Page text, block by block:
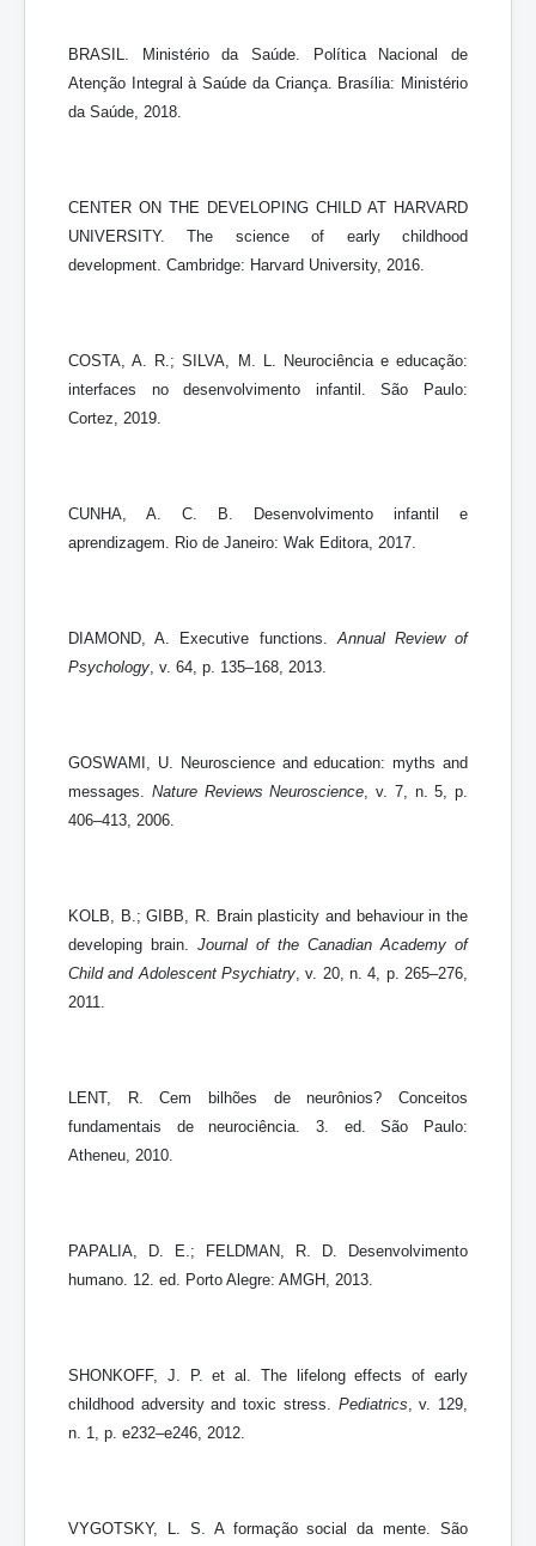
BRASIL. Ministério da Saúde. Política Nacional de
Atenção Integral à Saúde da Criança. Brasília: Ministério
da Saúde, 2018.
CENTER ON THE DEVELOPING CHILD AT HARVARD
UNIVERSITY. The science of early childhood
development. Cambridge: Harvard University, 2016.
COSTA, A. R.; SILVA, M. L. Neurociência e educação:
interfaces no desenvolvimento infantil. São Paulo:
Cortez, 2019.
CUNHA, A. C. B. Desenvolvimento infantil e
aprendizagem. Rio de Janeiro: Wak Editora, 2017.
DIAMOND, A. Executive functions. Annual Review of
Psychology , v. 64, p. 135–168, 2013.
GOSWAMI, U. Neuroscience and education: myths and
messages. Nature Reviews Neuroscience , v. 7, n. 5, p.
406–413, 2006.
KOLB, B.; GIBB, R. Brain plasticity and behaviour in the
developing brain. Journal of the Canadian Academy of
Child and Adolescent Psychiatry , v. 20, n. 4, p. 265–276,
2011.
LENT, R. Cem bilhões de neurônios? Conceitos
fundamentais de neurociência. 3. ed. São Paulo:
Atheneu, 2010.
PAPALIA, D. E.; FELDMAN, R. D. Desenvolvimento
humano. 12. ed. Porto Alegre: AMGH, 2013.
SHONKOFF, J. P. et al. The lifelong effects of early
childhood adversity and toxic stress. Pediatrics , v. 129,
n. 1, p. e232–e246, 2012.
VYGOTSKY, L. S. A formação social da mente. São